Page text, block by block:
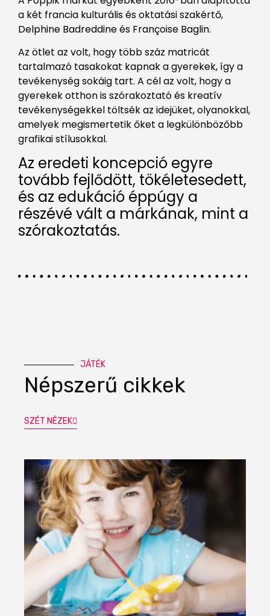
a két francia kulturális és oktatási szakértő,
Delphine Badreddine és Françoise Baglin.
Az ötlet az volt, hogy több száz matricát
tartalmazó tasakokat kapnak a gyerekek, így a
tevékenység sokáig tart. A cél az volt, hogy a
gyerekek otthon is szórakoztató és kreatív
tevékenységekkel töltsék az idejüket, olyanokkal,
amelyek megismertetik őket a legkülönbözőbb
grafikai stílusokkal.
Az eredeti koncepció egyre
tovább fejlődött, tökéletesedett,
és az edukáció éppúgy a
részévé vált a márkának, mint a
szórakoztatás.
JÁTÉK
Népszerű cikkek
SZÉT NÉZEK